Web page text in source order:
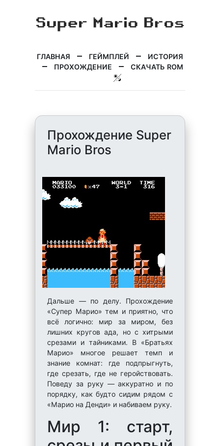
ГЛАВНАЯ ГЕЙМПЛЕЙ
ИСТОРИЯ
ПРОХОЖДЕНИЕ
СКАЧАТЬ ROM
Прохождение Super
Mario Bros
Дальше — по делу. Прохождение
«Супер Марио» тем и приятно, что
всё логично: мир за миром, без
лишних кругов ада, но с хитрыми
срезами и тайниками. В «Братьях
Марио» многое решает темп и
знание комнат: где подпрыгнуть,
где срезать, где не геройствовать.
Поведу за руку — аккуратно и по
порядку, как будто сидим рядом с
«Марио на Денди» и набиваем руку.
Мир 1: старт,